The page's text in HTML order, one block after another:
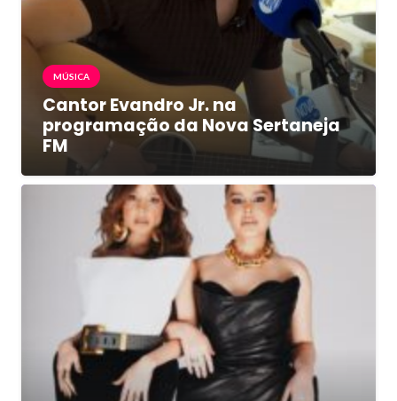
MÚSICA
Cantor Evandro Jr. na
programação da Nova Sertaneja
FM